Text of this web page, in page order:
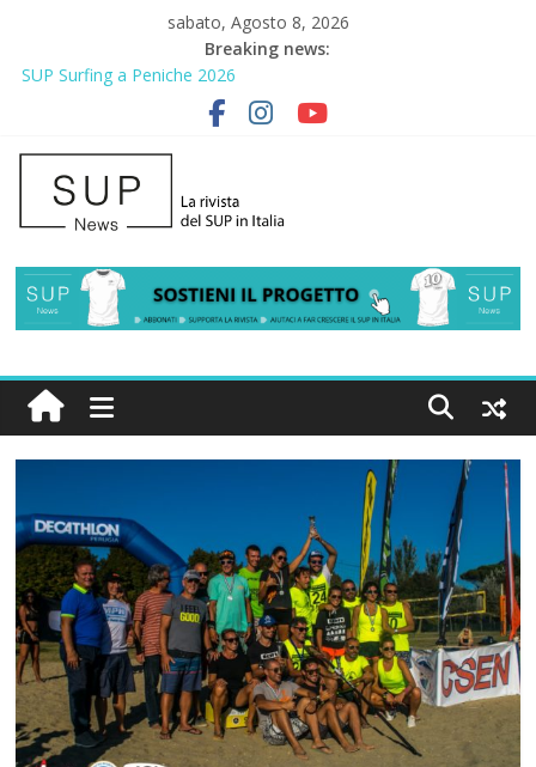
sabato, Agosto 8, 2026
Breaking news:
2° Urban Sup Trophy: la regata solidale per lo IOR
SUP Surfing a Peniche 2026
AirSUP a Gallico: prima storica gara per Reggio Calabria
Gallico Paddle Fest 2026: sul lungomare di Gallico torna la festa
del SUP
Porto Selvaggio, a lezione di soccorso con la giornata della
prevenzione